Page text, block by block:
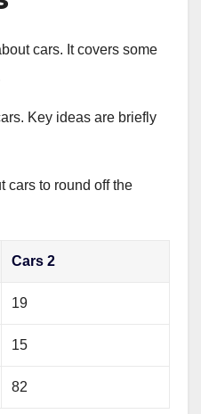
cars. It covers some
Key ideas are briefly
cars to round off the
Cars 2
19
15
82